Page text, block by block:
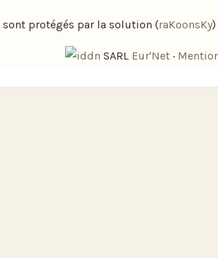
sont protégés par la solution (raKoonsKy)
SARL Eur'Net ·